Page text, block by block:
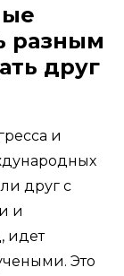
разным
друг
и
друг с
и
идет
Это